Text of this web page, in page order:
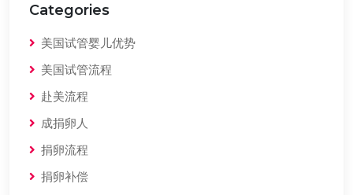
Categories
美国试管婴儿优势
美国试管流程
赴美流程
成捐卵人
捐卵流程
捐卵补偿